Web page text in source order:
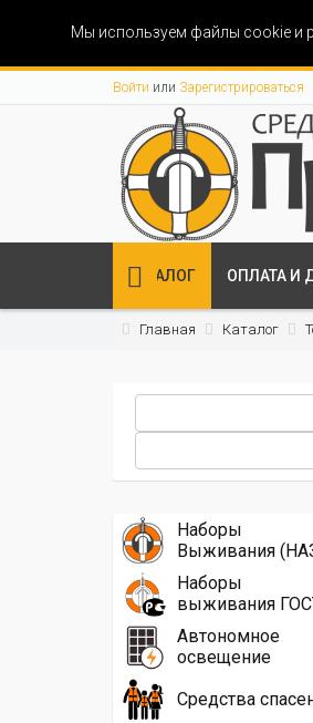
Мы используем файлы cookie и
Войти или Зарегистрироваться
КАТАЛОГ ОПЛАТА И
Главная Каталог
Наборы
Выживания
Наборы
выживания
Автономное
освещение
Средства